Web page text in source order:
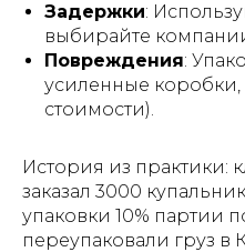
Задержки:
выбирайте
Повреждения:
усиленные коробки,
стоимости).
История из практики:
заказал 3000
упаковки 10% партии
переупаковали груз в